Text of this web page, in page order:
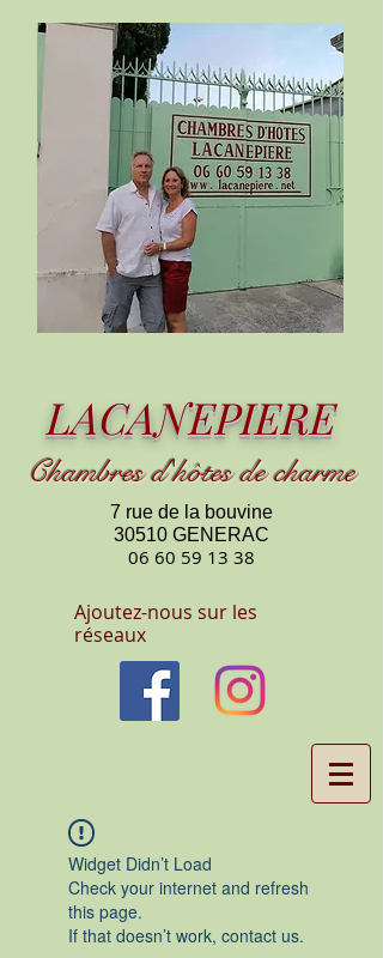
LACANEPIERE
Chambres d'hôtes de charme
7 rue de la bouvine
30510 GENERAC
06 60 59 13 38
Ajoutez-nous sur les
réseaux
Widget Didn’t Load
Check your internet and refresh
this page.
If that doesn’t work, contact us.